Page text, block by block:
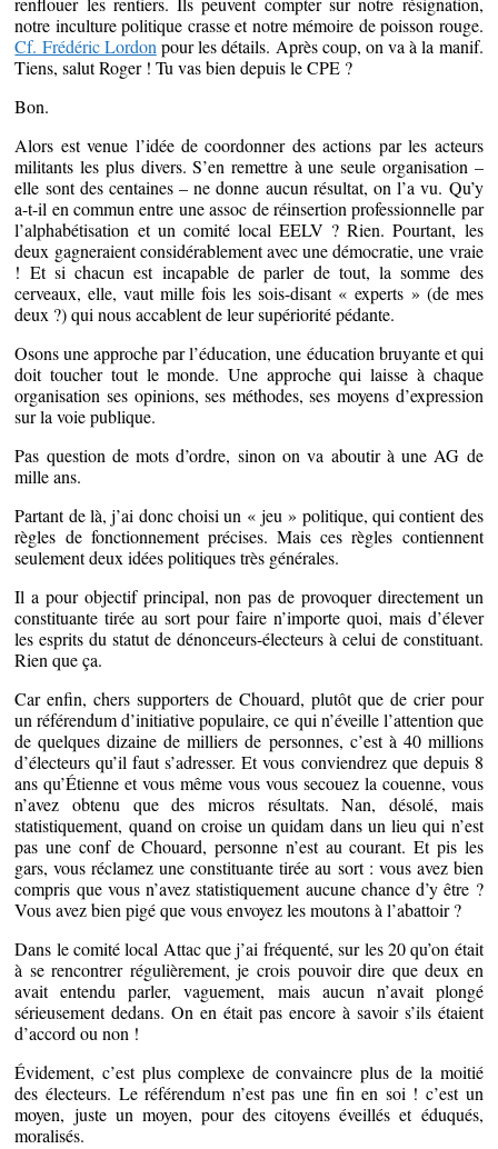
notre inculture politique crasse et notre mémoire de poisson rouge.
Cf. Frédéric Lordonpour les détails. Après coup, on va à la manif.
Tiens, salut Roger ! Tu vas bien depuis le CPE ?
Bon.
Alors est venue l’idée de coordonner des actions par les acteurs
militants les plus divers. S’en remettre à une seule organisation –
elle sont des centaines – ne donne aucun résultat, on l’a vu. Qu’y
a-t-il en commun entre une assoc de réinsertion professionnelle par
l’alphabétisation et un comité local EELV ? Rien. Pourtant, les
deux gagneraient considérablement avec une démocratie, une vraie
! Et si chacun est incapable de parler de tout, la somme des
cerveaux, elle, vaut mille fois les sois-disant « experts » (de mes
deux ?) qui nous accablent de leur supériorité pédante.
Osons une approche par l’éducation, une éducation bruyante et qui
doit toucher tout le monde. Une approche qui laisse à chaque
organisation ses opinions, ses méthodes, ses moyens d’expression
sur la voie publique.
Pas question de mots d’ordre, sinon on va aboutir à une AG de
mille ans.
Partant de là, j’ai donc choisi un « jeu » politique, qui contient des
règles de fonctionnement précises. Mais ces règles contiennent
seulement deux idées politiques très générales.
Il a pour objectif principal, non pas de provoquer directement un
constituante tirée au sort pour faire n’importe quoi, mais d’élever
les esprits du statut de dénonceurs-électeurs à celui de constituant.
Rien que ça.
Car enfin, chers supporters de Chouard, plutôt que de crier pour
un référendum d’initiative populaire, ce qui n’éveille l’attention que
de quelques dizaine de milliers de personnes, c’est à 40 millions
d’électeurs qu’il faut s’adresser. Et vous conviendrez que depuis 8
ans qu’Étienne et vous même vous vous secouez la couenne, vous
n’avez obtenu que des micros résultats. Nan, désolé, mais
statistiquement, quand on croise un quidam dans un lieu qui n’est
pas une conf de Chouard, personne n’est au courant. Et pis les
gars, vous réclamez une constituante tirée au sort : vous avez bien
compris que vous n’avez statistiquement aucune chance d’y être ?
Vous avez bien pigé que vous envoyez les moutons à l’abattoir ?
Dans le comité local Attac que j’ai fréquenté, sur les 20 qu’on était
à se rencontrer régulièrement, je crois pouvoir dire que deux en
avait entendu parler, vaguement, mais aucun n’avait plongé
sérieusement dedans. On en était pas encore à savoir s’ils étaient
d’accord ou non !
Évidement, c’est plus complexe de convaincre plus de la moitié
des électeurs. Le référendum n’est pas une fin en soi ! c’est un
moyen, juste un moyen, pour des citoyens éveillés et éduqués,
moralisés.